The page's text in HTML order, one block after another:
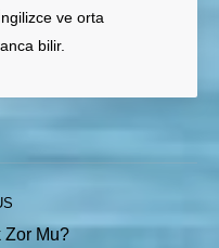
ve orta
bilir.
Zor Mu?